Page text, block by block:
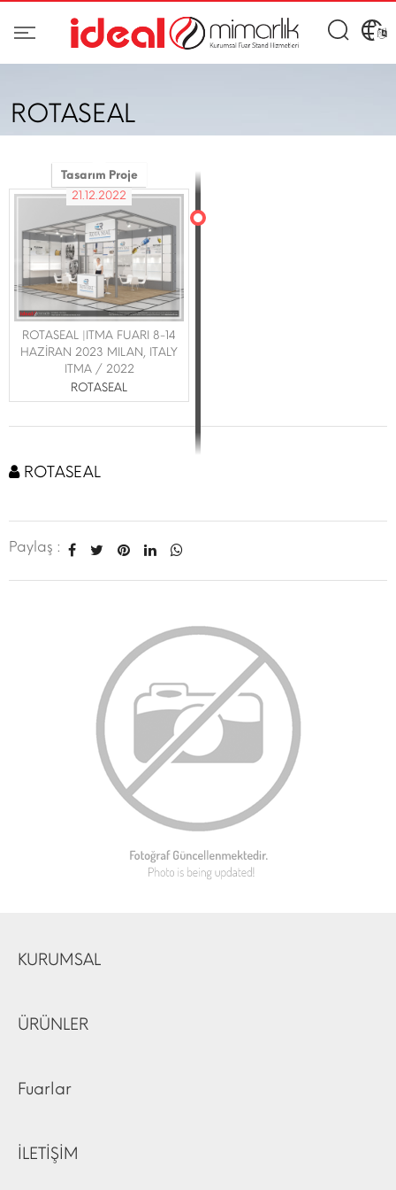
ROTASEAL
Tasarım Proje
21.12.2022
ROTASEAL |ITMA FUARI 8-14
HAZİRAN 2023 MILAN, ITALY
ITMA / 2022
ROTASEAL
ROTASEAL
Paylaş :
KURUMSAL
ÜRÜNLER
Fuarlar
İLETİŞİM